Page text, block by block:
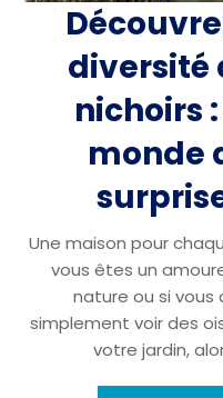
diversité
nichoirs
monde
Une maison pour
vous êtes un
nature ou si vous
simplement voir des
votre jardin,